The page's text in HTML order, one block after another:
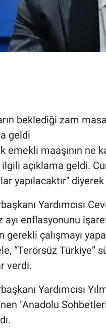
beklediği zam
geldi
emekli maaşının ne
açıklama geldi.
yapılacaktır"
Yardımcısı
ayı enflasyonunu
gerekli çalışmayı
“Terörsüz Türkiye”
verdi.
Yardımcısı
"Anadolu